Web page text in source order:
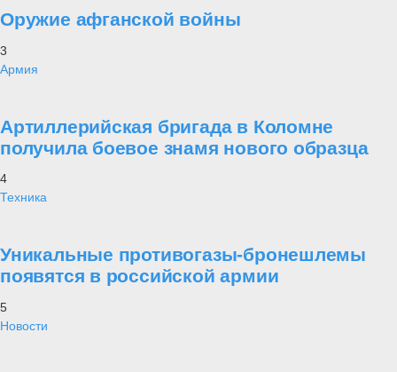
Оружие афганской войны
3
Армия
Артиллерийская бригада в Коломне
получила боевое знамя нового образца
4
Техника
Уникальные противогазы-бронешлемы
появятся в российской армии
5
Новости